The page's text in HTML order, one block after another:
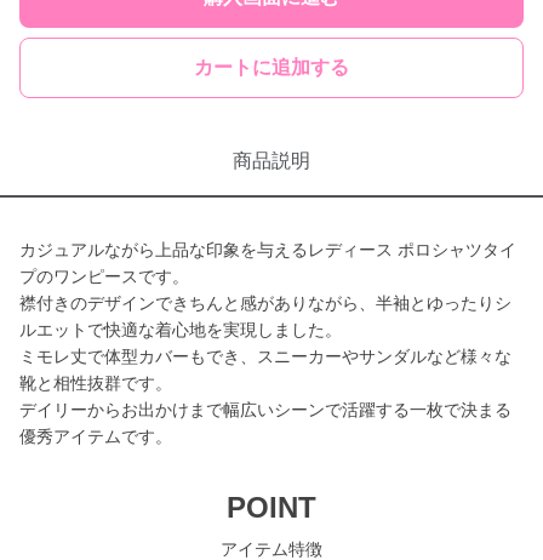
カートに追加する
商品説明
カジュアルながら上品な印象を与えるレディース ポロシャツタイ
プのワンピースです。
襟付きのデザインできちんと感がありながら、半袖とゆったりシ
ルエットで快適な着心地を実現しました。
ミモレ丈で体型カバーもでき、スニーカーやサンダルなど様々な
靴と相性抜群です。
デイリーからお出かけまで幅広いシーンで活躍する一枚で決まる
優秀アイテムです。
POINT
アイテム特徴